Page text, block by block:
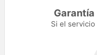
Si el